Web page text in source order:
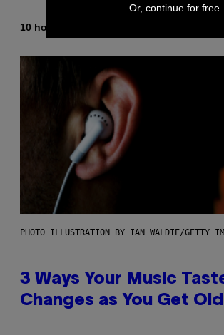
10 hours ago
PHOTO ILLUSTRATION BY IAN WALDIE/GETTY
3 Ways Your Music
Changes as You Get
Or, continue for free